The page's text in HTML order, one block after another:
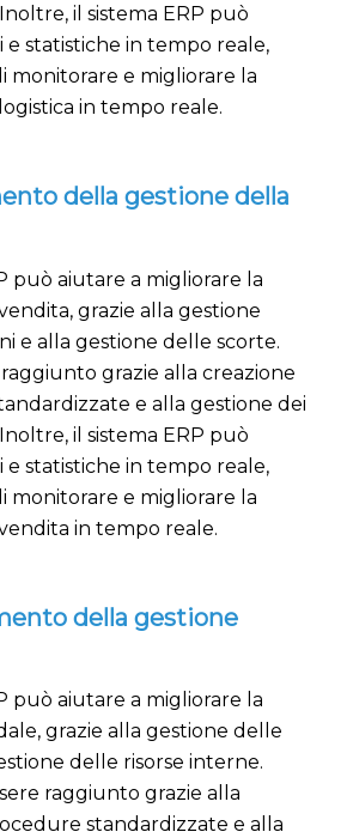
il sistema ERP può
statistiche in tempo reale,
monitorare e migliorare la
in tempo reale.
della gestione della
può aiutare a migliorare la
grazie alla gestione
e alla gestione delle scorte.
grazie alla creazione
e alla gestione dei
il sistema ERP può
statistiche in tempo reale,
monitorare e migliorare la
in tempo reale.
della gestione
può aiutare a migliorare la
grazie alla gestione delle
delle risorse interne.
raggiunto grazie alla
standardizzate e alla